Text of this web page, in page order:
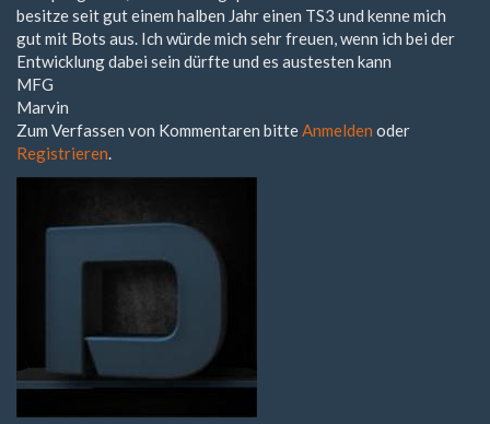
besitze seit gut einem halben Jahr einen TS3 und kenne mich
gut mit Bots aus. Ich würde mich sehr freuen, wenn ich bei der
Entwicklung dabei sein dürfte und es austesten kann
MFG
Marvin
Zum Verfassen von Kommentaren bitteAnmelden oder
Registrieren.